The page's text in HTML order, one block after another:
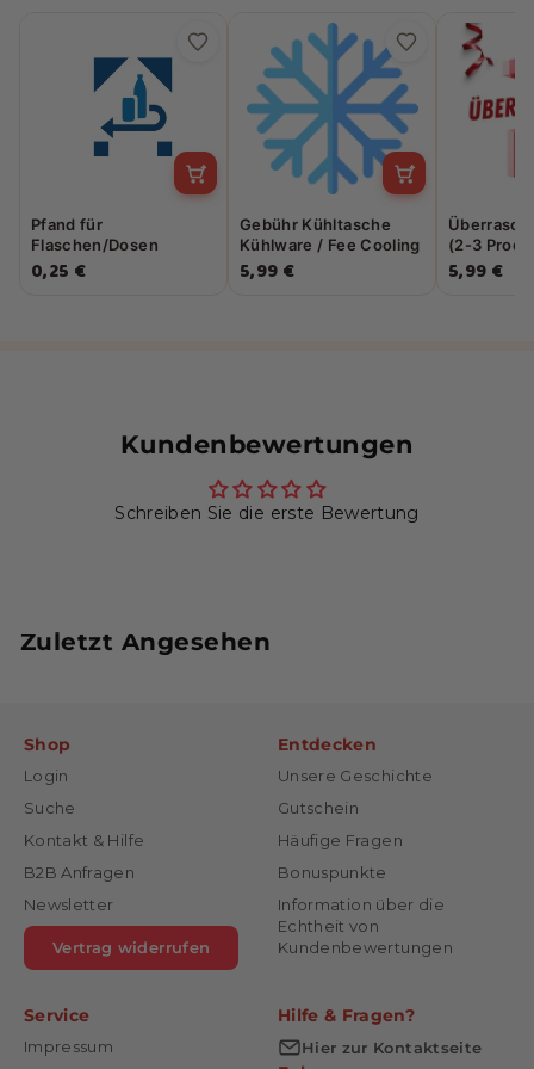
Pfand für
Flaschen/Dosen
0,25 €
Gebühr Kühltasche
Kühlware / Fee Cooling
Bag & cold products
5,99 €
(2-3
5,99 €
Kundenbewertungen
Schreiben Sie die erste Bewertung
Zuletzt Angesehen
Shop
Login
Suche
Kontakt & Hilfe
B2B Anfragen
Newsletter
Vertrag widerrufen
Entdecken
Unsere Geschichte
Gutschein
Häufige Fragen
Bonuspunkte
Information über die
Echtheit von
Kundenbewertungen
Service
Impressum
Hilfe & Fragen?
Hier zur Kontaktseite